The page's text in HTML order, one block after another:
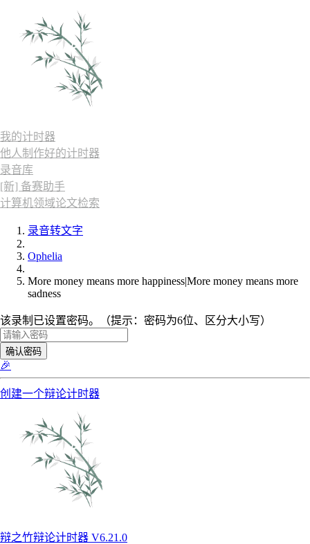
我的计时器
他人制作好的计时器
录音库
[新] 备赛助手
计算机领域论文检索
录音转文字
Ophelia
More money means more happiness|More money means more
sadness
该录制已设置密码。（提示：密码为6位、区分大小写）
确认密码
🎉
创建一个辩论计时器
辩之竹辩论计时器 V6.21.0